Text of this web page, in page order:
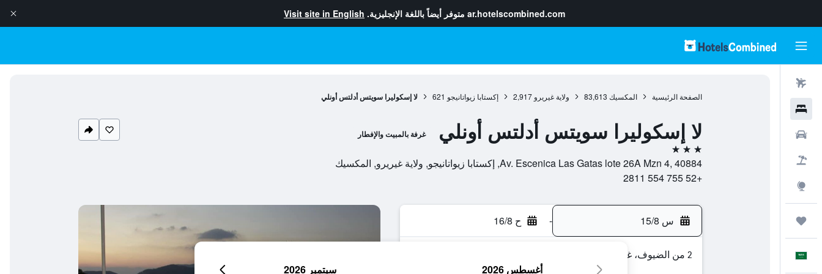
ar.hotelscombined.com متوفر أيضاً باللغة الإنجليزية. Visit site in English
الصفحة الرئيسية المكسيك 83,613 ولاية غيريرو 2,917 إكستابا زيواتانيجو 621 لا إسكوليرا سويتس أدلتس أونلي
لا إسكوليرا سويتس أدلتس أونلي غرفة بالمبيت والإفطار
3 نجوم
Av. Escenica Las Gatas lote 26A Mzn 4, 40884, إكستابا زيواتانيجو, ولاية غيريرو, المكسيك
+52 755 554 2811
س 15/8 - ح 16/8
2 من الضيوف، غرفة واحدة
أغسطس 2026 سبتمبر 2026